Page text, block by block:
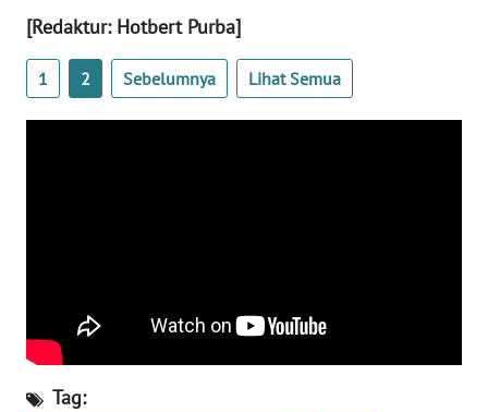
[Redaktur: Hotbert Purba]
1 2 Sebelumnya Lihat Semua
Tag:
Wahana
News
WN
JABAR